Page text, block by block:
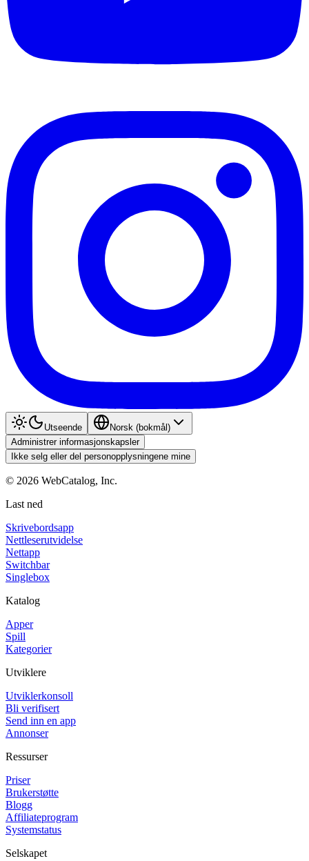
Utseende
Norsk (bokmål)
Administrer informasjonskapsler
Ikke selg eller del personopplysningene mine
© 2026 WebCatalog, Inc.
Last ned
Skrivebordsapp
Nettleserutvidelse
Nettapp
Switchbar
Singlebox
Katalog
Apper
Spill
Kategorier
Utviklere
Utviklerkonsoll
Bli verifisert
Send inn en app
Annonser
Ressurser
Priser
Brukerstøtte
Blogg
Affiliateprogram
Systemstatus
Selskapet